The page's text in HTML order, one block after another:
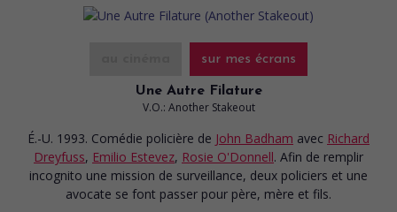
sur mes écrans
Une Autre Filature
V.O.: Another Stakeout
É.-U. 1993. Comédie policière de John Badham avec Richard
Dreyfuss, Emilio Estevez, Rosie O'Donnell. Afin de remplir
incognito une mission de surveillance, deux policiers et une
avocate se font passer pour père, mère et fils.